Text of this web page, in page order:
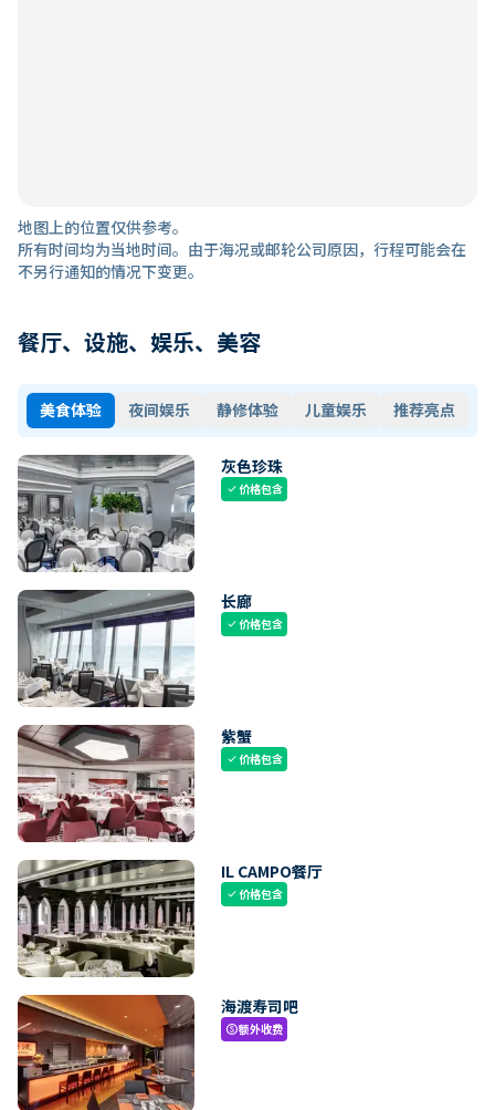
地图上的位置仅供参考。
所有时间均为当地时间。由于海况或邮轮公司原因，行程可能会在
不另行通知的情况下变更。
餐厅、设施、娱乐、美容
美食体验 夜间娱乐 静修体验 儿童娱乐 推荐亮点
灰色珍珠
check价格包含
长廊
check价格包含
紫蟹
check价格包含
IL CAMPO餐厅
check价格包含
海渡寿司吧
paid额外收费